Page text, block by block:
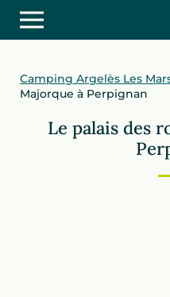
Camping Argelès Les
Majorque à Perpignan
Le palais des